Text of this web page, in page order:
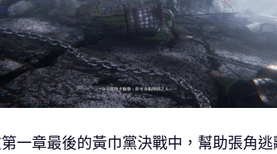
一章最後的黃巾黨決戰中，幫助張角逃